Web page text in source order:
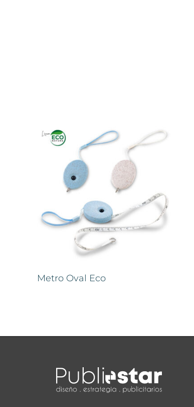
Metro Oval Eco